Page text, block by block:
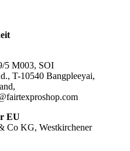
5 M003, SOI
T-10540 Bangpleeyai,
EU
Co KG, Westkirchener